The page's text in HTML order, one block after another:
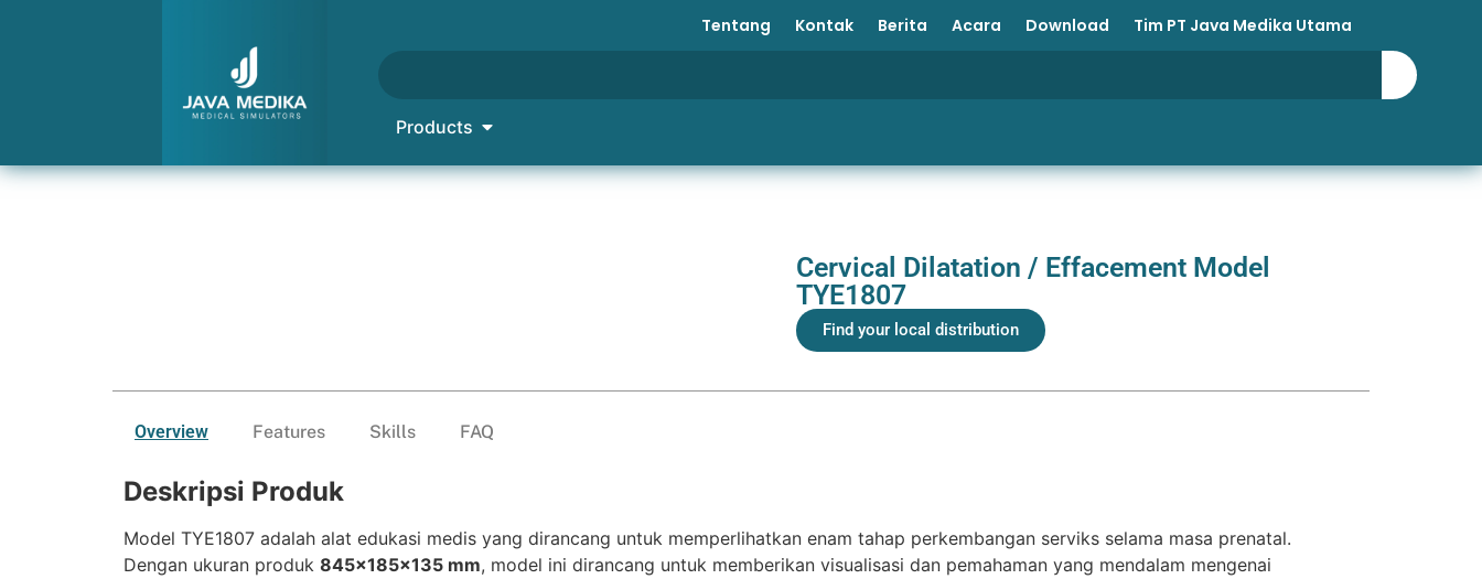
Tentang Kontak Berita Acara Download Tim PT Java Medika Utama
Products
Cervical Dilatation / Effacement Model
TYE1807
Find your local distribution
Overview Features Skills FAQ
Deskripsi Produk
Model TYE1807 adalah alat edukasi medis yang dirancang untuk memperlihatkan enam tahap perkembangan serviks selama masa prenatal.
Dengan ukuran produk 845×185×135 mm, model ini dirancang untuk memberikan visualisasi dan pemahaman yang mendalam mengenai